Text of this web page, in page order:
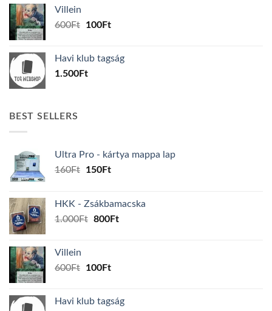
Villein
600Ft
Original
600Ft.
100FtCurrent
100Ft.
Havi klub tagság
1.500Ft
BEST SELLERS
Ultra Pro - kártya mappa lap
160Ft
Original
160Ft.
150FtCurrent
150Ft.
HKK - Zsákbamacska
1.000Ft Original
800FtCurrent
Villein
600Ft
Original
600Ft.
100FtCurrent
100Ft.
Havi klub tagság